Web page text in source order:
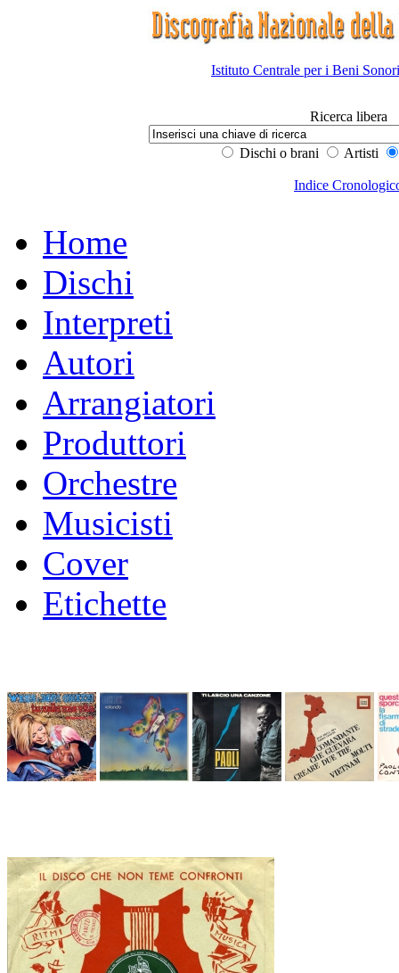
Istituto Centrale per i Beni
Ricerca libera
Dischi o brani Artisti
Indice
Home
Dischi
Interpreti
Autori
Arrangiatori
Produttori
Orchestre
Musicisti
Cover
Etichette